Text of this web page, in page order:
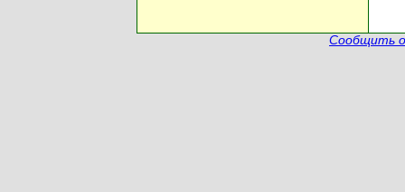
Сообщить о